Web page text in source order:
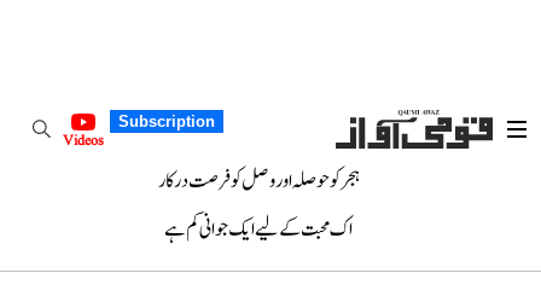
Subscription
Videos
ہجر کو حوصلہ اور وصل کو فرصت درکار
اک محبت کے لیے ایک جوانی کم ہے